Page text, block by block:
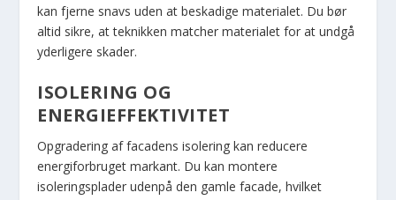
kan fjerne snavs uden at beskadige materialet. Du bør
altid sikre, at teknikken matcher materialet for at undgå
yderligere skader.
ISOLERING OG
ENERGIEFFEKTIVITET
Opgradering af facadens isolering kan reducere
energiforbruget markant. Du kan montere
isoleringsplader udenpå den gamle facade, hvilket